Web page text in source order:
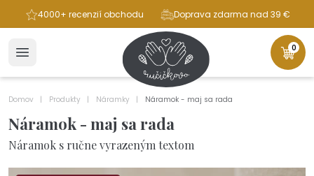
4000+ recenzií obchodu Doprava zdarma nad 39 €
0
Domov Produkty Náramky Náramok - maj sa rada
Náramok - maj sa rada
Náramok s ručne vyrazeným textom